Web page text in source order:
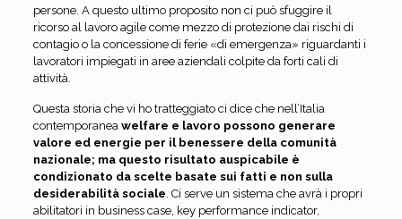
persone. A questo ultimo proposito non ci può sfuggire il
ricorso al lavoro agile come mezzo di protezione dai rischi di
contagio o la concessione di ferie «di emergenza» riguardanti i
lavoratori impiegati in aree aziendali colpite da forti cali di
attività.
Questa storia che vi ho tratteggiato ci dice che nell’Italia
contemporanea welfare e lavoro possono generare
valore ed energie per il benessere della comunità
nazionale; ma questo risultato auspicabile è
condizionato da scelte basate sui fatti e non sulla
desiderabilità sociale . Ci serve un sistema che avrà i propri
abilitatori in business case, key performance indicator,